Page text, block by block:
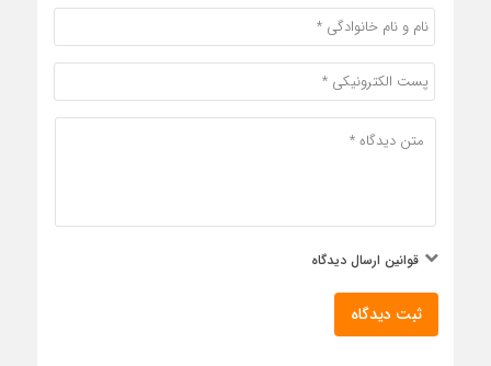
قوانین ارسال دیدگاه
ثبت دیدگاه